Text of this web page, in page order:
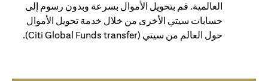
العالمية. قم بتحويل الأموال بسرعة وبدون رسوم إلى
حسابات سيتي الأخرى من خلال خدمة تحويل الأموال
حول العالم من سيتي (Citi Global Funds transfer).